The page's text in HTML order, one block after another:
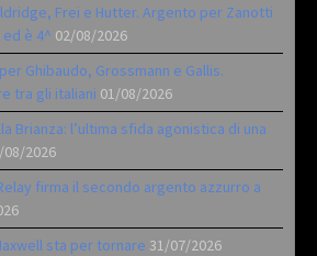
Frei e Hutter. Argento per Zanotti
è 4^ 02/08/2026
Ghibaudo, Grossmann e Gallis.
tra gli italiani 01/08/2026
Brianza: l’ultima sfida agonistica di una
08/2026
firma il secondo argento azzurro a
sta per tornare 31/07/2026